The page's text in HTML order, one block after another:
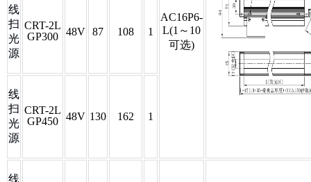
AC16P6-
L(1～10
可选)
线
扫
光
源
CRT-2L
GP300
48V 87 108 1
线
扫
光
源
CRT-2L
GP450
48V 130 162 1
线